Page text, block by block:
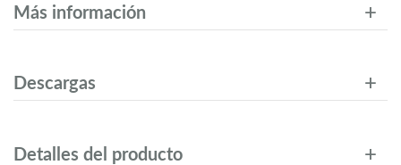
Más información
Descargas
Detalles del producto